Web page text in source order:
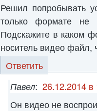
Решил попробывать
только формате
Подскажите в каком
носитель видео файл,
Ответить
Павел: 26.12.2014 в
Он видео не